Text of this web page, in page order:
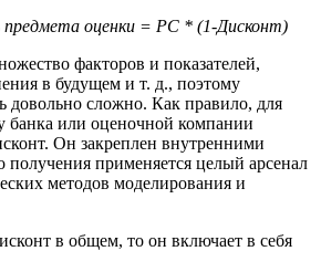
оценки = РС * (1-Дисконт)
факторов и показателей,
в будущем и т. д., поэтому
довольно сложно. Как правило, для
банка или оценочной компании
Он закреплен внутренними
получения применяется целый арсенал
методов моделирования и
в общем, то он включает в себя